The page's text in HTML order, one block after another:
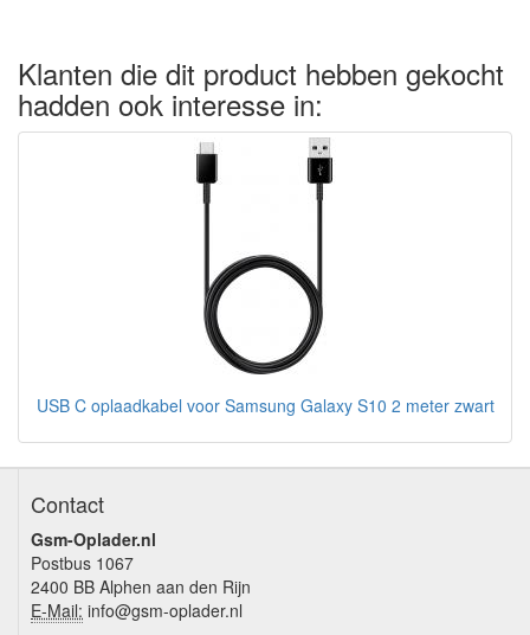
Klanten die dit product hebben gekocht
hadden ook interesse in:
USB C oplaadkabel voor Samsung Galaxy S10 2 meter zwart
Contact
Gsm-Oplader.nl
Postbus 1067
2400 BB Alphen aan den Rijn
E-Mail: info@gsm-oplader.nl